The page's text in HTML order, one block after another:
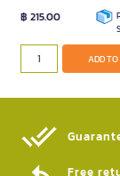
฿ 215.00
ADD
Free